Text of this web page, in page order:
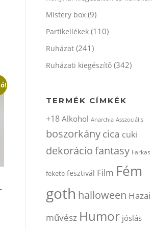
Mistery box (9)
Partikellékek (110)
Ruházat (241)
Ruházati kiegészítő (342)
TERMÉK CÍMKÉK
+18 Alkohol Anarchia Asszociális
boszorkánycica cuki
dekoráciofantasy Farkas
fekete fesztivál Film Fém
goth halloween Hazai
művész Humor jóslás